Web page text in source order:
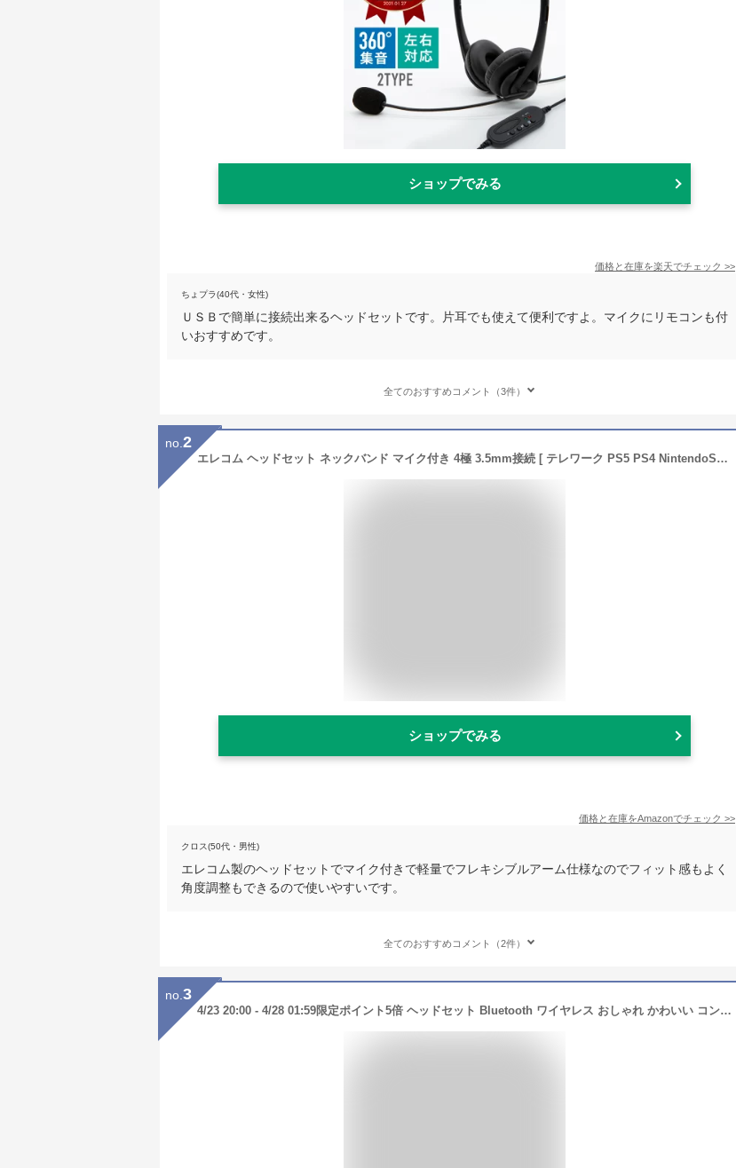
ショップでみる
価格と在庫を楽天でチェック >>
ちょプラ(40代・女性)
ＵＳＢで簡単に接続出来るヘッドセットです。片耳でも使えて便利ですよ。マイクにリモコンも付
いおすすめです。
全てのおすすめコメント（3件）
no. 2
エレコム ヘッドセット ネックバンド マイク付き 4極 3.5mm接続 [ テレワーク PS5 PS4 NintendoSwitch 対応 ] ミュート機能 軽量 フレキシブルアーム 両耳 1.8m ブラック HS-NB03STBK
ショップでみる
価格と在庫をAmazonでチェック >>
クロス(50代・男性)
エレコム製のヘッドセットでマイク付きで軽量でフレキシブルアーム仕様なのでフィット感もよく
角度調整もできるので使いやすいです。
全てのおすすめコメント（2件）
no. 3
4/23 20:00 - 4/28 01:59限定ポイント5倍 ヘッドセット Bluetooth ワイヤレス おしゃれ かわいい コンパクト 軽量 小型 スタイリッシュ